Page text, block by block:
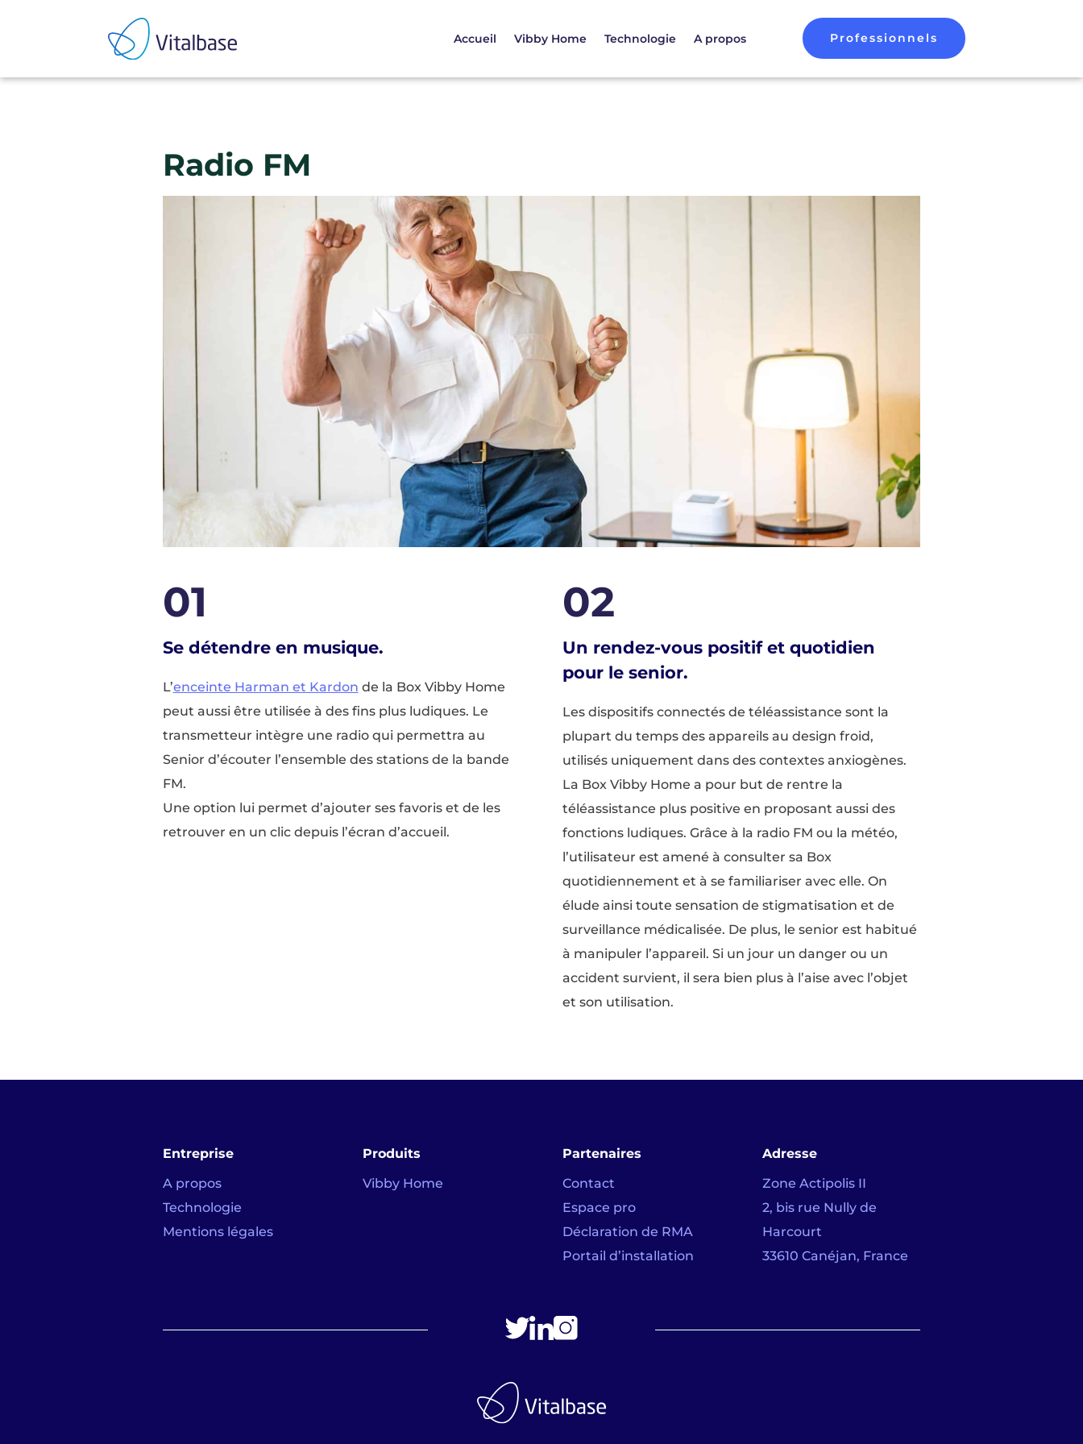
Accueil Vibby Home Technologie A propos Professionnels
Radio FM
01
Se détendre en musique.
L’enceinte Harman et Kardon de la Box Vibby Home
peut aussi être utilisée à des fins plus ludiques. Le
transmetteur intègre une radio qui permettra au
Senior d’écouter l’ensemble des stations de la bande
FM.
Une option lui permet d’ajouter ses favoris et de les
retrouver en un clic depuis l’écran d’accueil.
02
Un rendez-vous positif et quotidien
pour le senior.
Les dispositifs connectés de téléassistance sont la
plupart du temps des appareils au design froid,
utilisés uniquement dans des contextes anxiogènes.
La Box Vibby Home a pour but de rentre la
téléassistance plus positive en proposant aussi des
fonctions ludiques. Grâce à la radio FM ou la météo,
l’utilisateur est amené à consulter sa Box
quotidiennement et à se familiariser avec elle. On
élude ainsi toute sensation de stigmatisation et de
surveillance médicalisée. De plus, le senior est habitué
à manipuler l’appareil. Si un jour un danger ou un
accident survient, il sera bien plus à l’aise avec l’objet
et son utilisation.
Entreprise
A propos
Technologie
Mentions légales
Produits
Vibby Home
Partenaires
Contact
Espace pro
Déclaration de RMA
Portail d’installation
Adresse
Zone Actipolis II
2, bis rue Nully de
Harcourt
33610 Canéjan, France